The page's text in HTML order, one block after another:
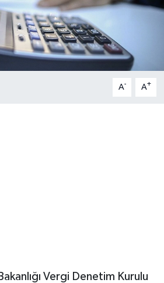
A- A+
Vergi Denetim Kurulu